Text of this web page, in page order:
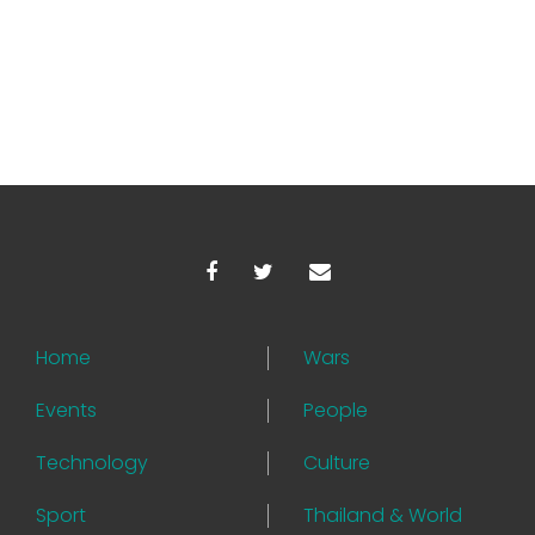
Home
Wars
Events
People
Technology
Culture
Sport
Thailand & World